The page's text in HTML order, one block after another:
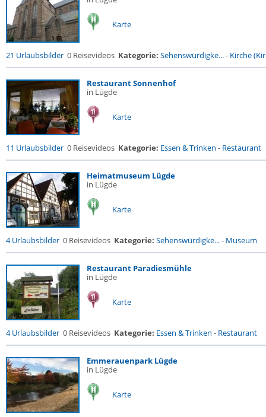
Karte
21 Urlaubsbilder 0 Reisevideos Kategorie: Sehenswürdigke...- Kirche
Restaurant Sonnenhof
in Lügde
Karte
11 Urlaubsbilder 0 Reisevideos Kategorie: Essen & Trinken - Restaurant
Heimatmuseum Lügde
in Lügde
Karte
4 Urlaubsbilder 0 Reisevideos Kategorie: Sehenswürdigke...- Museum
Restaurant Paradiesmühle
in Lügde
Karte
4 Urlaubsbilder 0 Reisevideos Kategorie: Essen & Trinken - Restaurant
Emmerauenpark Lügde
in Lügde
Karte